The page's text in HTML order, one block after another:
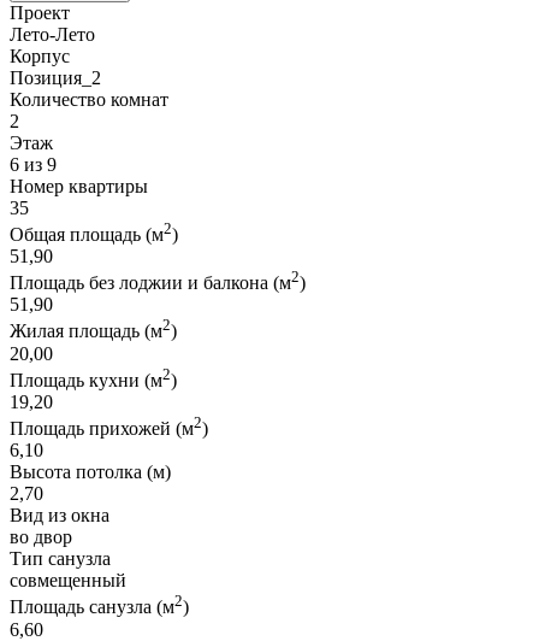
Проект
Лето-Лето
Корпус
Позиция_2
Количество комнат
2
Этаж
6 из 9
Номер квартиры
35
Общая площадь (м2)
51,90
Площадь без лоджии и балкона (м2)
51,90
Жилая площадь (м2)
20,00
Площадь кухни (м2)
19,20
Площадь прихожей (м2)
6,10
Высота потолка (м)
2,70
Вид из окна
во двор
Тип санузла
совмещенный
Площадь санузла (м2)
6,60